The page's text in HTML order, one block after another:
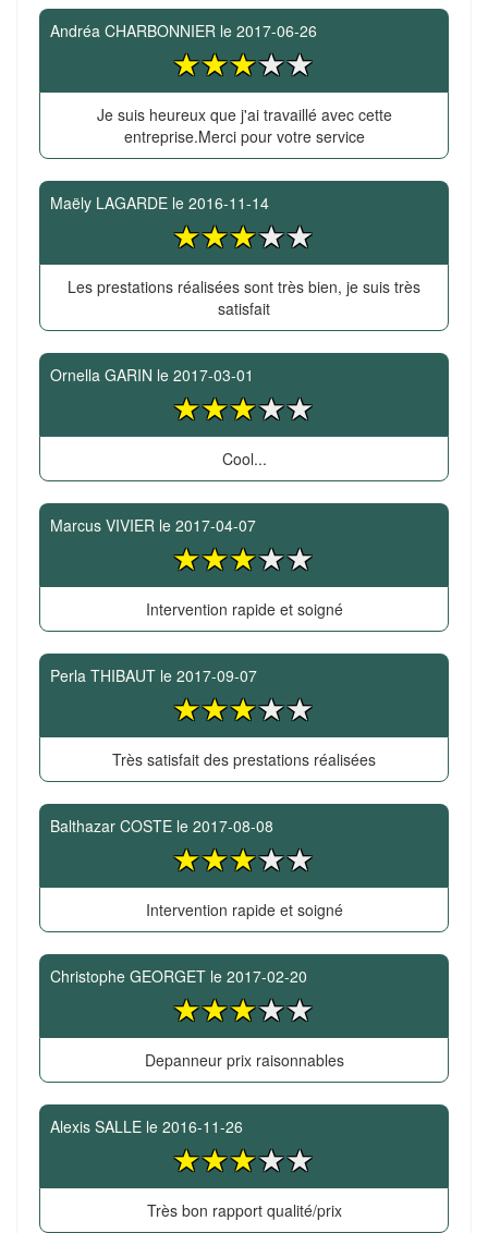
Andréa CHARBONNIER le 2017-06-26
Je suis heureux que j'ai travaillé avec cette
entreprise.Merci pour votre service
Maëly LAGARDE le 2016-11-14
Les prestations réalisées sont très bien, je suis très
satisfait
Ornella GARIN le 2017-03-01
Cool...
Marcus VIVIER le 2017-04-07
Intervention rapide et soigné
Perla THIBAUT le 2017-09-07
Très satisfait des prestations réalisées
Balthazar COSTE le 2017-08-08
Intervention rapide et soigné
Christophe GEORGET le 2017-02-20
Depanneur prix raisonnables
Alexis SALLE le 2016-11-26
Très bon rapport qualité/prix